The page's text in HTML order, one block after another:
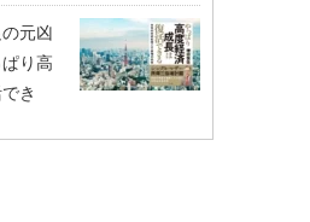
元凶
り高
き